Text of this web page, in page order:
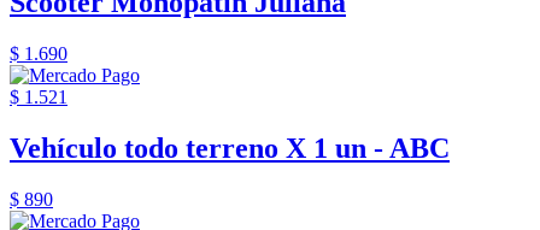
$ 1.690
$ 1.521
Vehículo todo terreno X 1 un - ABC
$ 890